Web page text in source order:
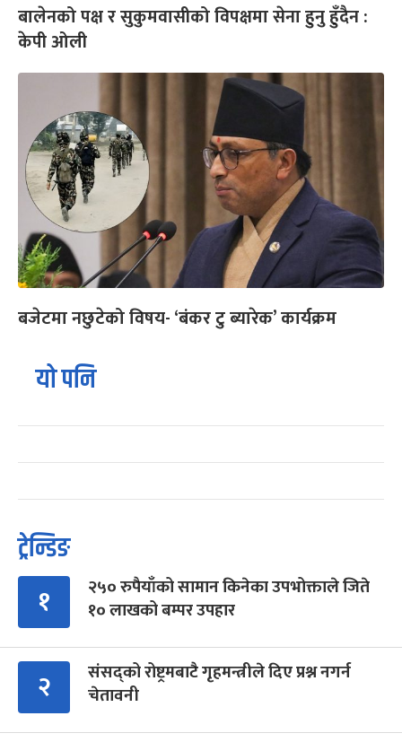
बालेनको पक्ष र सुकुमवासीको विपक्षमा सेना हुनु हुँदैन :
केपी ओली
बजेटमा नछुटेको विषय- ‘बंकर टु ब्यारेक’ कार्यक्रम
यो पनि
ट्रेन्डिङ
१
२५० रुपैयाँको सामान किनेका उपभोक्ताले जिते
१० लाखको बम्पर उपहार
२
संसद्को रोष्ट्रमबाटै गृहमन्त्रीले दिए प्रश्न नगर्न
चेतावनी